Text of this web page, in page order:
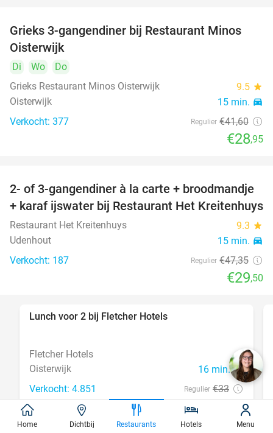
30%
Grieks 3-gangendiner bij Restaurant Minos
Oisterwijk
Di Wo
Do
Grieks Restaurant Minos Oisterwijk
9.5 star
Oisterwijk 15 min. directions_car
Verkocht: 377 Regulier €41,60
€28,95
38%
2- of 3-gangendiner à la carte + broodmandje
+ karaf ijswater bij Restaurant Het Kreitenhuys
Restaurant Het Kreitenhuys 9.3 star
Udenhout 15 min. directions_car
Verkocht: 187 Regulier €47,35
€29,50
Lunch voor 2 bij Fletcher Hotels
Fletcher Hotels
Oisterwijk
16 min.directions_car
Verkocht: 4.851 Regulier €33
,90
Home Dichtbij Restaurants Hotels Menu